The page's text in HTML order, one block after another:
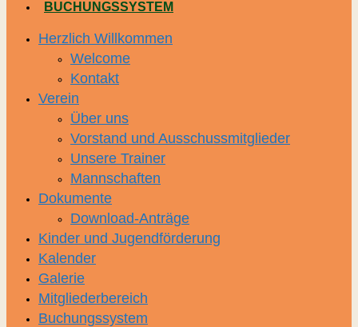
BUCHUNGSSYSTEM
Herzlich Willkommen
Welcome
Kontakt
Verein
Über uns
Vorstand und Ausschussmitglieder
Unsere Trainer
Mannschaften
Dokumente
Download-Anträge
Kinder und Jugendförderung
Kalender
Galerie
Mitgliederbereich
Buchungssystem